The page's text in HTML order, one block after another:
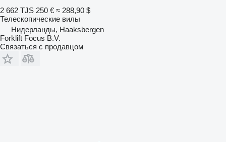
2 662 TJS 250 € ≈ 288,90 $
Телескопические вилы
Нидерланды, Haaksbergen
Forklift Focus B.V.
Связаться с продавцом